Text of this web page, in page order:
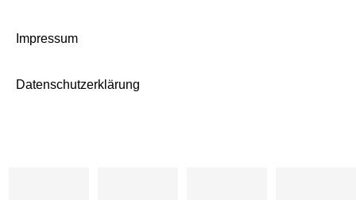
Impressum
Datenschutzerklärung